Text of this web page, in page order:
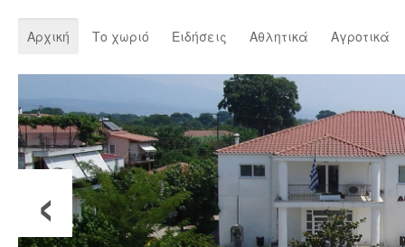
Αρχική Το χωριό Ειδήσεις Αθλητικά Αγροτικά
‹